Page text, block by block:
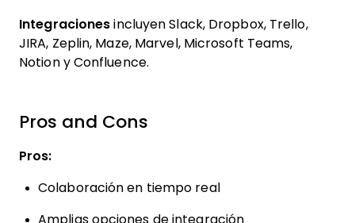
Integraciones incluyen Slack, Dropbox, Trello,
JIRA, Zeplin, Maze, Marvel, Microsoft Teams,
Notion y Confluence.
Pros and Cons
Pros:
Colaboración en tiempo real
Amplias opciones de integración